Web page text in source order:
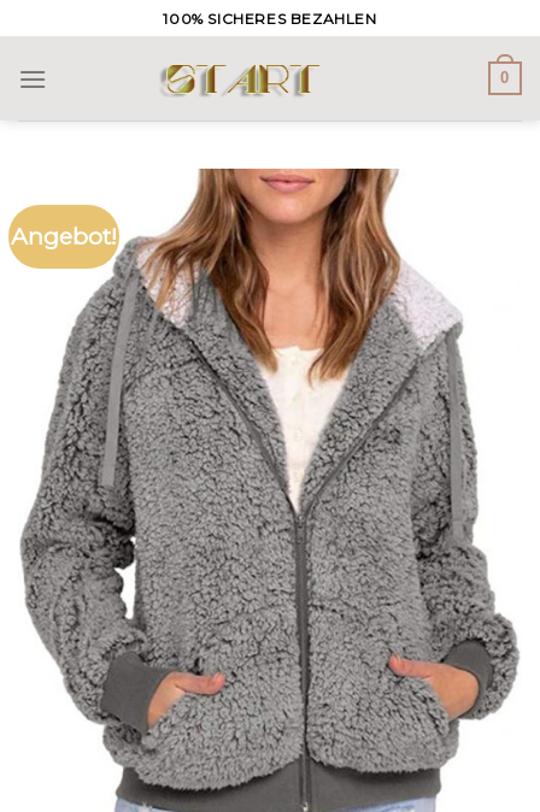
to
content
100% SICHERES BEZAHLEN
0
Angebot!